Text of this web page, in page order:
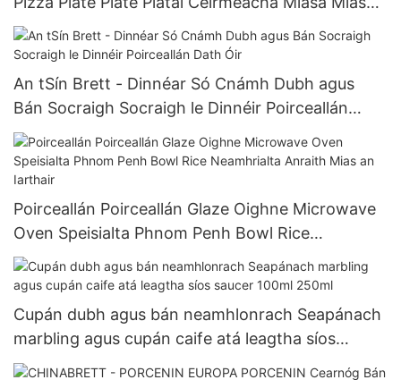
Dinnéar Bán Bán
An tSín Brett - Dinnéar Só Cnámh Dubh agus
Bán Socraigh Socraigh le Dinnéir Poirceallán
Dath Óir
Poirceallán Poirceallán Glaze Oighne Microwave
Oven Speisialta Phnom Penh Bowl Rice
Neamhrialta Anraith Mias an Iarthair
Cupán dubh agus bán neamhlonrach Seapánach
marbling agus cupán caife atá leagtha síos
saucer 100ml 250ml